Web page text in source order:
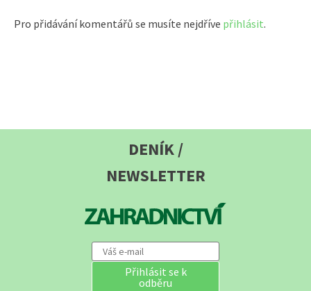
Pro přidávání komentářů se musíte nejdříve přihlásit.
DENÍK /
NEWSLETTER
Přihlásit se k
odběru